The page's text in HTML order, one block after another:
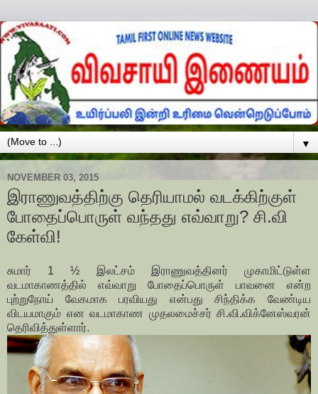
▼
NOVEMBER 03, 2015
இராணுவத்திற்கு தெரியாமல் வடக்கிற்குள்
போதைப்பொருள் வந்தது எவ்வாறு? சி.வி
கேள்வி!
சுமார் 1 ½ இலட்சம் இராணுவத்தினர் முகாமிட்டுள்ள
வடமாகாணத்தில் எவ்வாறு போதைப்பொருள் பாவனை என்ற
புற்றுநோய் வேகமாக பரவியது என்பது சிந்திக்க வேண்டிய
விடயமாகும் என வடமாகாண முதலமைச்சர் சி.வி.விக்னேஸ்வரன்
தெரிவித்துள்ளார்.